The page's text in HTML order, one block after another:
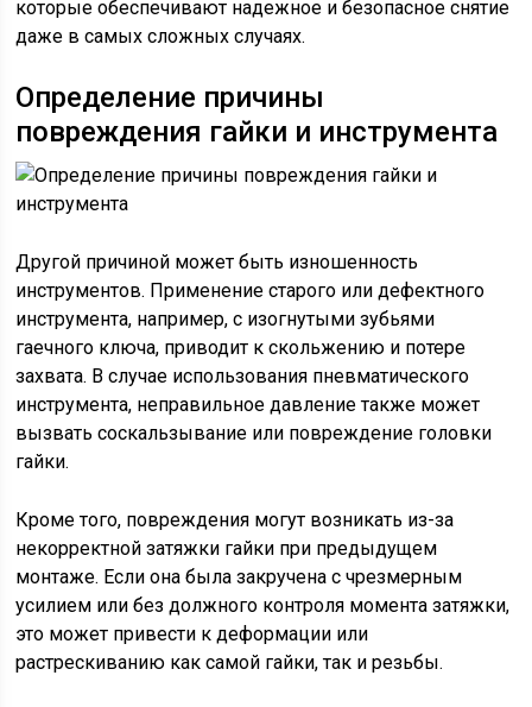
которые обеспечивают надежное и безопасное снятие
даже в самых сложных случаях.
Определение причины
повреждения гайки и инструмента
Другой причиной может быть изношенность
инструментов. Применение старого или дефектного
инструмента, например, с изогнутыми зубьями
гаечного ключа, приводит к скольжению и потере
захвата. В случае использования пневматического
инструмента, неправильное давление также может
вызвать соскальзывание или повреждение головки
гайки.
Кроме того, повреждения могут возникать из-за
некорректной затяжки гайки при предыдущем
монтаже. Если она была закручена с чрезмерным
усилием или без должного контроля момента затяжки,
это может привести к деформации или
растрескиванию как самой гайки, так и резьбы.